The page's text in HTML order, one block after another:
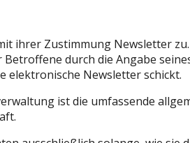
ihrer Zustimmung Newsletter
durch die Angabe
elektronische Newsletter schickt.
ist die umfassende